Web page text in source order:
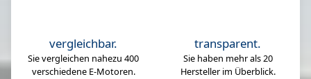
vergleichbar.
Sie vergleichen nahezu 400
verschiedene E-Motoren.
transparent.
Sie haben mehr als 20
Hersteller im Überblick.